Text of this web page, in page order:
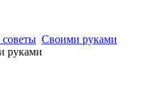
Своими руками
руками